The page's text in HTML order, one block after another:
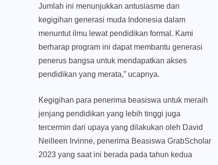
Jumlah ini menunjukkan antusiasme dan
kegigihan generasi muda Indonesia dalam
menuntut ilmu lewat pendidikan formal. Kami
berharap program ini dapat membantu generasi
penerus bangsa untuk mendapatkan akses
pendidikan yang merata,” ucapnya.
Kegigihan para penerima beasiswa untuk meraih
jenjang pendidikan yang lebih tinggi juga
tercermin dari upaya yang dilakukan oleh David
Neilleen Irvinne, penerima Beasiswa GrabScholar
2023 yang saat ini berada pada tahun kedua